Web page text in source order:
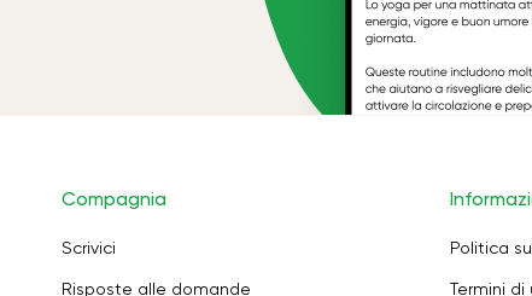
Compagnia
Scrivici
Risposte alle domande
Politica
Termini di